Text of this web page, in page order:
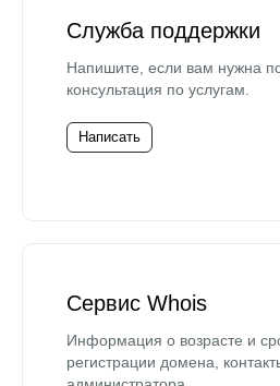
Служба поддержки
Напишите, если вам нужна
консультация по услугам.
Написать
Сервис Whois
Информация о возрасте и
регистрации домена,